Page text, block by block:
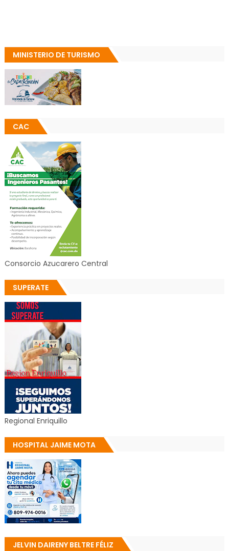
MINISTERIO DE TURISMO
CAC
Consorcio Azucarero Central
SUPERATE
Regional Enriquillo
HOSPITAL JAIME MOTA
JELVIN DAIRENY BELTRE FÉLIZ